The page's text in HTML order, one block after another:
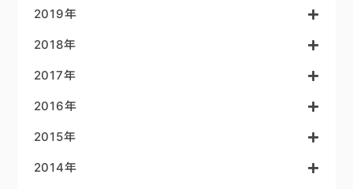
2019年
2018年
2017年
2016年
2015年
2014年